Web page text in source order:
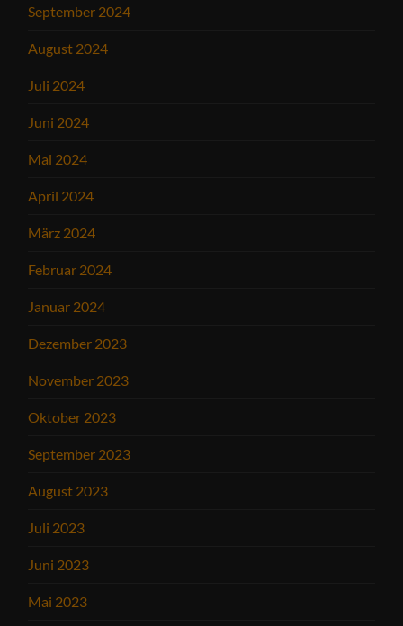
September 2024
August 2024
Juli 2024
Juni 2024
Mai 2024
April 2024
März 2024
Februar 2024
Januar 2024
Dezember 2023
November 2023
Oktober 2023
September 2023
August 2023
Juli 2023
Juni 2023
Mai 2023